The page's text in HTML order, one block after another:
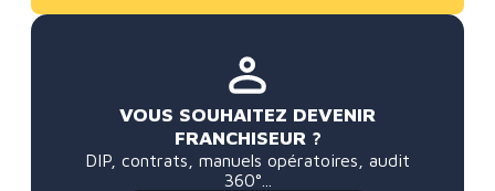
VOUS SOUHAITEZ DEVENIR
FRANCHISEUR ?
DIP, contrats, manuels opératoires, audit
360°...